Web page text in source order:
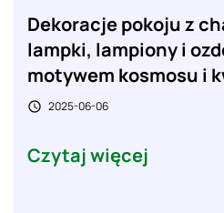
Dekoracje pokoju z
lampki, lampiony i
motywem kosmosu i
 2025-06-06
Czytaj więcej